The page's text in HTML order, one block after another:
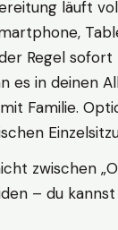
läuft
Regel
es in deinen
Familie.
zwischen
– du